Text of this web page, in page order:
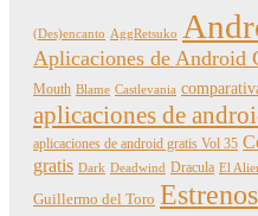
(Des)encanto AggRetsuko
Aplicaciones de Android
Mouth Blame Castlevania
aplicaciones de
aplicaciones de android gratis Vol 35
gratis Dark Deadwind Dracula El
Guillermo del Toro